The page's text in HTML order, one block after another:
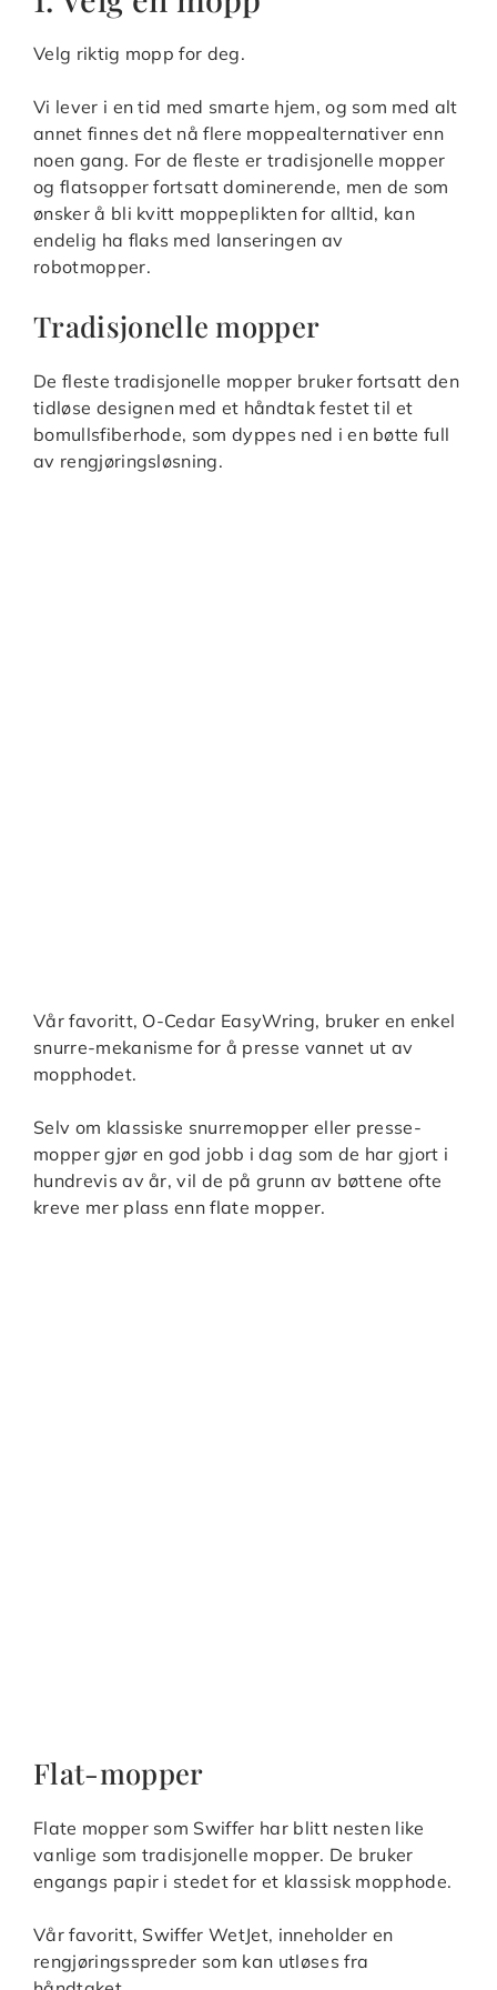
Velg riktig mopp for deg.
Vi lever i en tid med smarte hjem, og som med alt
annet finnes det nå flere moppealternativer enn
noen gang. For de fleste er tradisjonelle mopper
og flatsopper fortsatt dominerende, men de som
ønsker å bli kvitt moppeplikten for alltid, kan
endelig ha flaks med lanseringen av
robotmopper.
Tradisjonelle mopper
De fleste tradisjonelle mopper bruker fortsatt den
tidløse designen med et håndtak festet til et
bomullsfiberhode, som dyppes ned i en bøtte full
av rengjøringsløsning.
Vår favoritt, O-Cedar EasyWring, bruker en enkel
snurre-mekanisme for å presse vannet ut av
mopphodet.
Selv om klassiske snurremopper eller presse-
mopper gjør en god jobb i dag som de har gjort i
hundrevis av år, vil de på grunn av bøttene ofte
kreve mer plass enn flate mopper.
Flat-mopper
Flate mopper som Swiffer har blitt nesten like
vanlige som tradisjonelle mopper. De bruker
engangs papir i stedet for et klassisk mopphode.
Vår favoritt, Swiffer WetJet, inneholder en
rengjøringsspreder som kan utløses fra